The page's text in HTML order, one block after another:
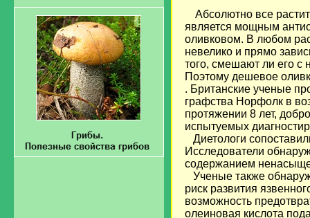
Абсолютно все
является мощным
оливковом. В любом
невелико и прямо
того, смешают ли его с
Поэтому дешевое
. Британские ученые
графства Норфолк в
протяжении 8 лет,
испытуемых
Диетологи
Исследователи
содержанием
Ученые также
риск развития
возможность
олеиновая кислота